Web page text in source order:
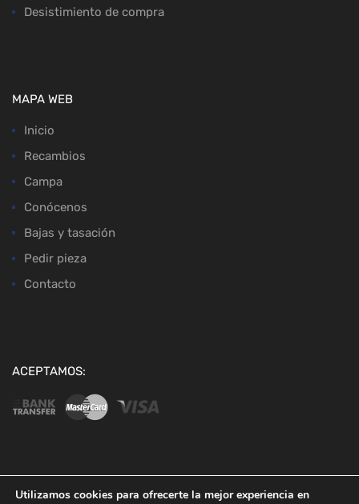
Desistimiento de compra
MAPA WEB
Inicio
Recambios
Campa
Conócenos
Bajas y tasación
Pedir pieza
Contacto
ACEPTAMOS:
Utilizamos cookies para ofrecerte la mejor experiencia en